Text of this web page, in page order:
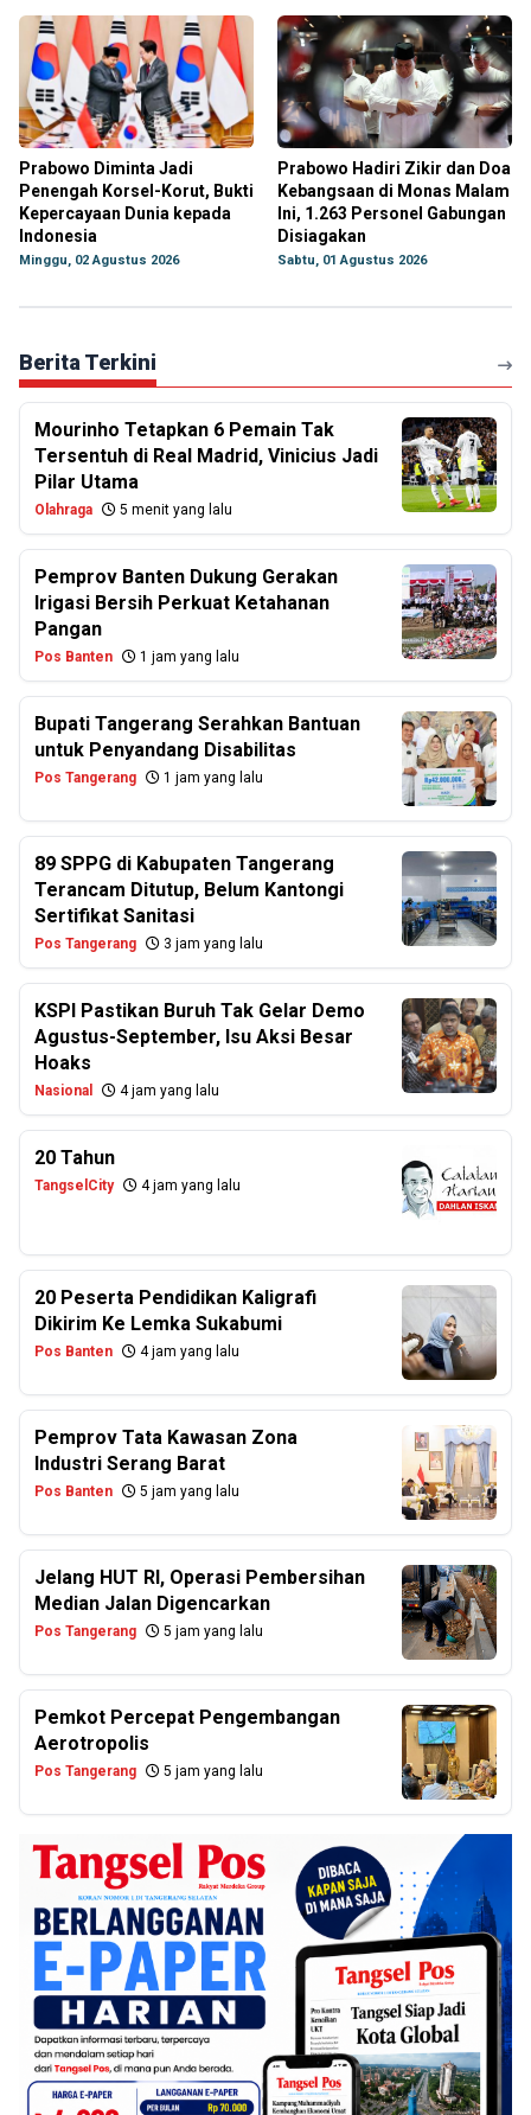
Prabowo Diminta Jadi
Penengah Korsel-Korut, Bukti
Kepercayaan Dunia kepada
Indonesia
Minggu, 02 Agustus 2026
Prabowo Hadiri Zikir dan Doa
Kebangsaan di Monas Malam
Ini, 1.263 Personel Gabungan
Disiagakan
Sabtu, 01 Agustus 2026
Berita Terkini
Mourinho Tetapkan 6 Pemain Tak
Tersentuh di Real Madrid, Vinicius Jadi
Pilar Utama
Olahraga 5 menit yang lalu
Pemprov Banten Dukung Gerakan
Irigasi Bersih Perkuat Ketahanan
Pangan
Pos Banten 1 jam yang lalu
Bupati Tangerang Serahkan Bantuan
untuk Penyandang Disabilitas
Pos Tangerang 1 jam yang lalu
89 SPPG di Kabupaten Tangerang
Terancam Ditutup, Belum Kantongi
Sertifikat Sanitasi
Pos Tangerang 3 jam yang lalu
KSPI Pastikan Buruh Tak Gelar Demo
Agustus-September, Isu Aksi Besar
Hoaks
Nasional 4 jam yang lalu
20 Tahun
TangselCity 4 jam yang lalu
20 Peserta Pendidikan Kaligrafi
Dikirim Ke Lemka Sukabumi
Pos Banten 4 jam yang lalu
Pemprov Tata Kawasan Zona
Industri Serang Barat
Pos Banten 5 jam yang lalu
Jelang HUT RI, Operasi Pembersihan
Median Jalan Digencarkan
Pos Tangerang 5 jam yang lalu
Pemkot Percepat Pengembangan
Aerotropolis
Pos Tangerang 5 jam yang lalu